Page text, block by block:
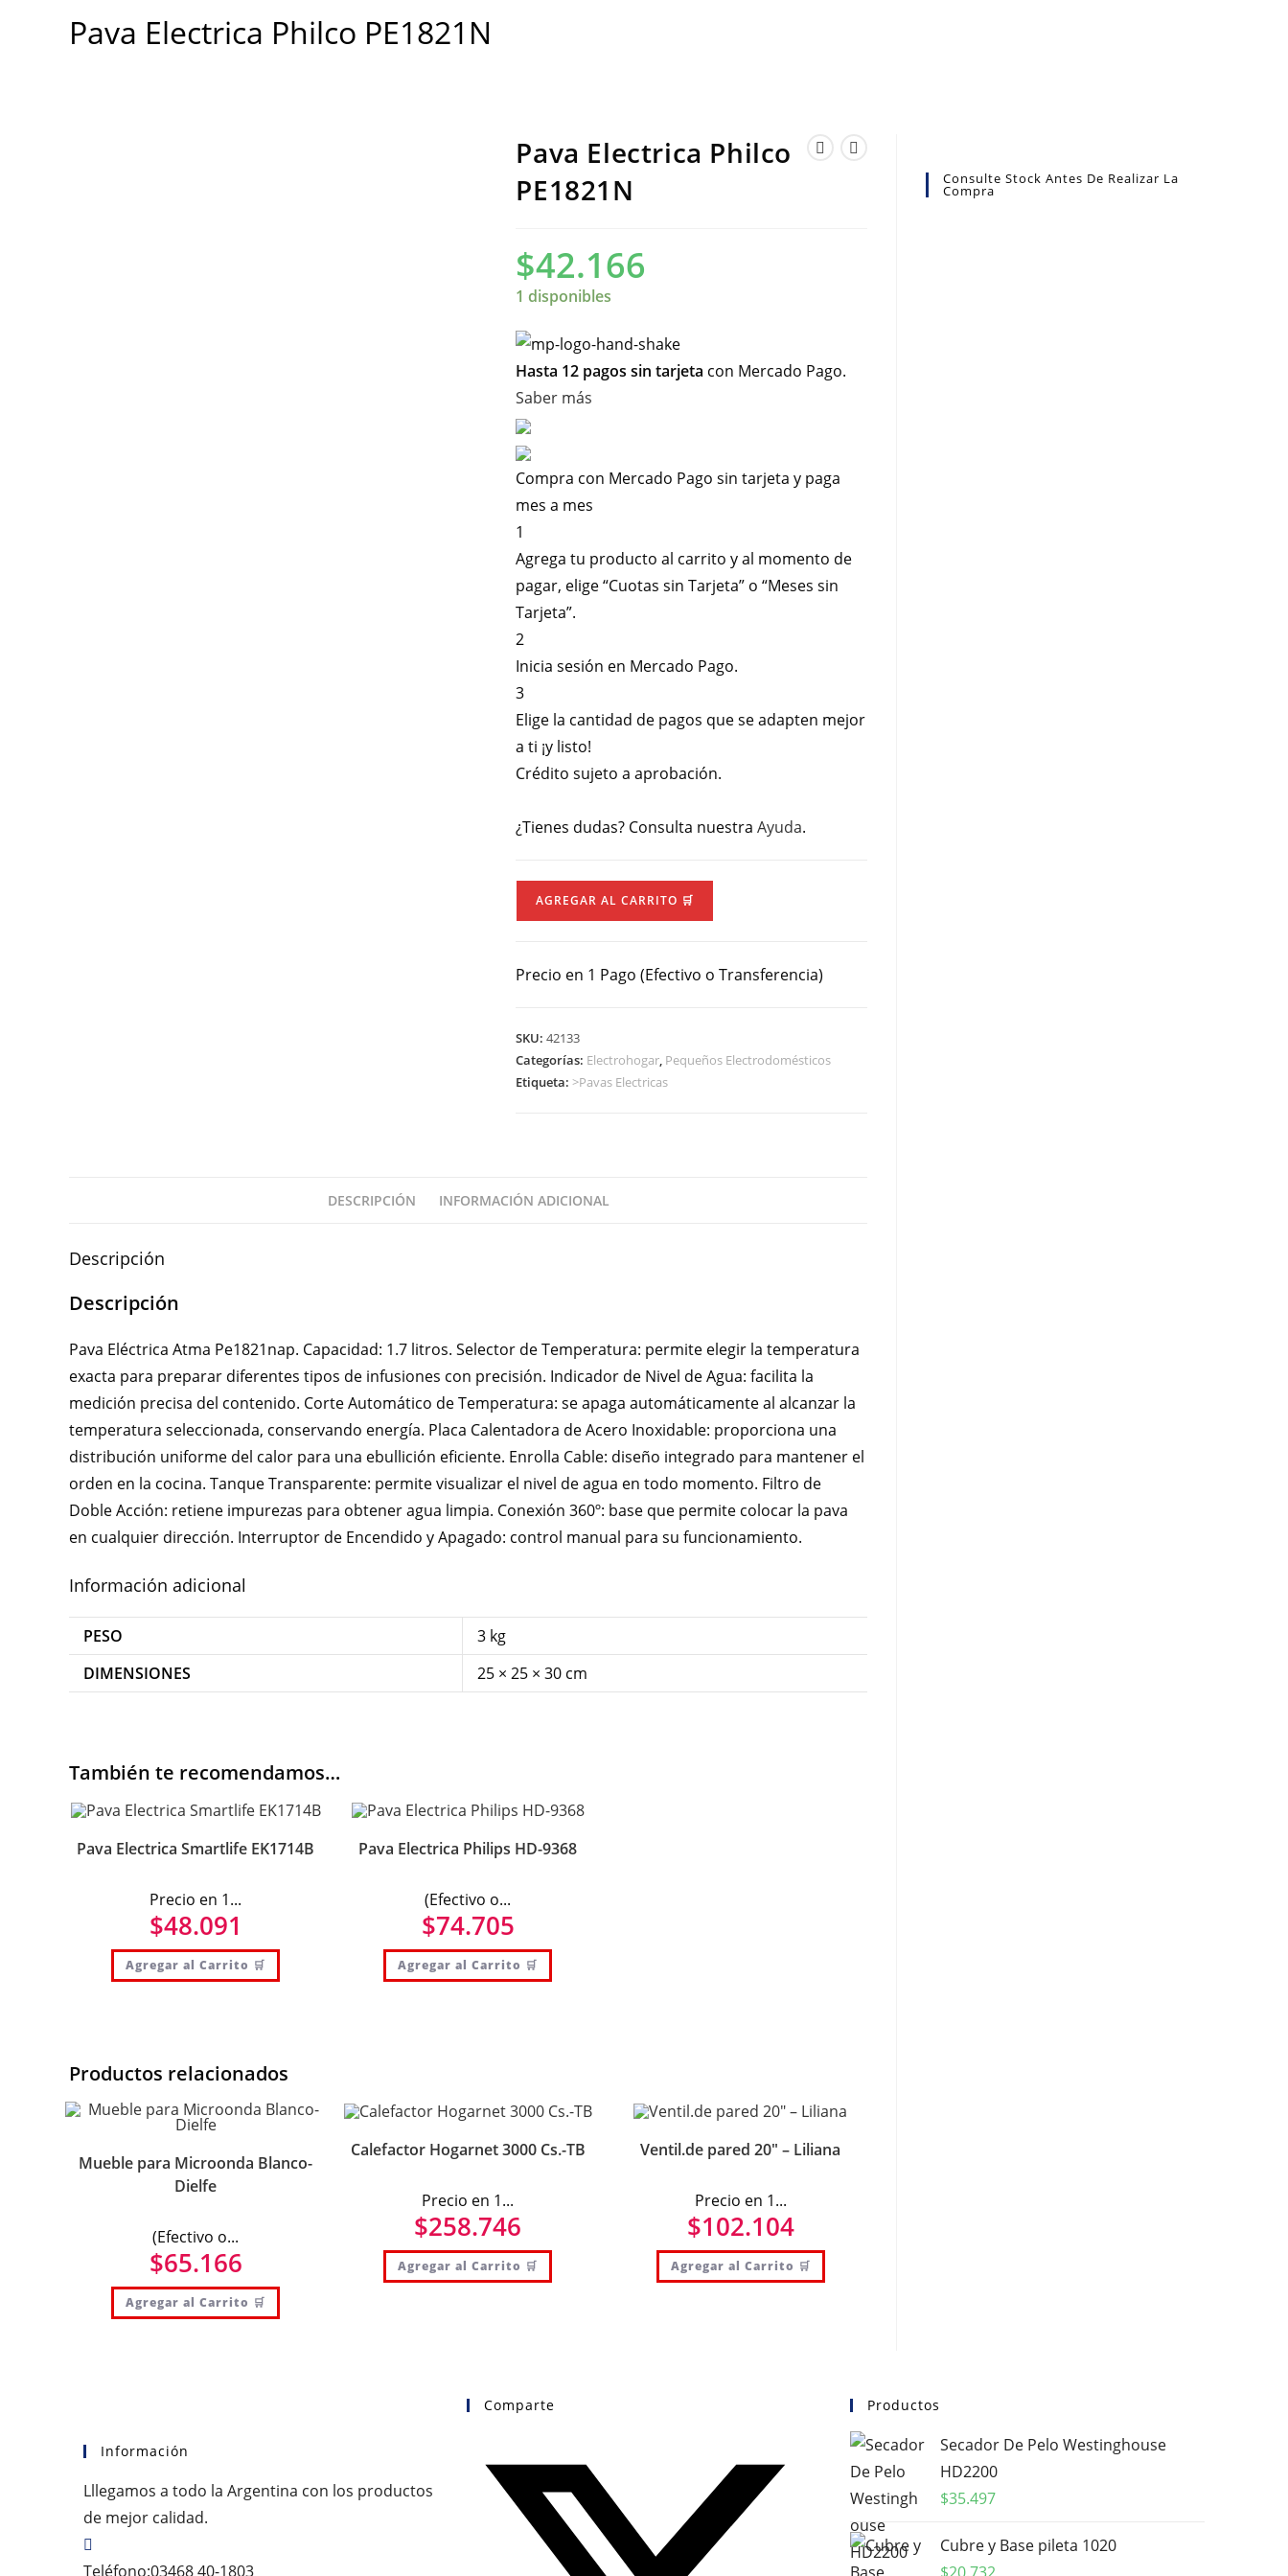
PE1821N
cantidad
Pava Electrica Philco PE1821N
Pava Electrica Philco
PE1821N
$42.166
1 disponibles
Hasta 12 pagos sin tarjeta con Mercado Pago.
Saber más
Compra con Mercado Pago sin tarjeta y paga
mes a mes
1
Agrega tu producto al carrito y al momento de
pagar, elige “Cuotas sin Tarjeta” o “Meses sin
Tarjeta”.
2
Inicia sesión en Mercado Pago.
3
Elige la cantidad de pagos que se adapten mejor
a ti ¡y listo!
Crédito sujeto a aprobación.
¿Tienes dudas? Consulta nuestraAyuda.
cantidad
AGREGAR AL CARRITO 🛒
Precio en 1 Pago (Efectivo o Transferencia)
SKU:42133
Categorías: Electrohogar, Pequeños Electrodomésticos
Etiqueta:>Pavas Electricas
DESCRIPCIÓN INFORMACIÓN ADICIONAL
Descripción
Descripción
Pava Eléctrica Atma Pe1821nap. Capacidad: 1.7 litros. Selector de Temperatura: permite elegir la temperatura
exacta para preparar diferentes tipos de infusiones con precisión. Indicador de Nivel de Agua: facilita la
medición precisa del contenido. Corte Automático de Temperatura: se apaga automáticamente al alcanzar la
temperatura seleccionada, conservando energía. Placa Calentadora de Acero Inoxidable: proporciona una
distribución uniforme del calor para una ebullición eficiente. Enrolla Cable: diseño integrado para mantener el
orden en la cocina. Tanque Transparente: permite visualizar el nivel de agua en todo momento. Filtro de
Doble Acción: retiene impurezas para obtener agua limpia. Conexión 360º: base que permite colocar la pava
en cualquier dirección. Interruptor de Encendido y Apagado: control manual para su funcionamiento.
Información adicional
PESO
3 kg
DIMENSIONES
25 × 25 × 30 cm
También te recomendamos…
Pava Electrica Smartlife EK1714B
Precio en 1...
$48.091
Agregar al Carrito 🛒
Pava Electrica Philips HD-9368
(Efectivo o...
$74.705
Agregar al Carrito 🛒
Productos relacionados
Mueble para Microonda Blanco-
Dielfe
(Efectivo o...
$65.166
Agregar al Carrito 🛒
Calefactor Hogarnet 3000 Cs.-TB
Precio en 1...
$258.746
Agregar al Carrito 🛒
Ventil.de pared 20″ – Liliana
Precio en 1...
$102.104
Agregar al Carrito 🛒
Consulte Stock Antes De Realizar La
Compra
Información
Lllegamos a todo la Argentina con los productos
de mejor calidad.
Teléfono:03468 40-1803
Comparte Productos
Secador De Pelo Westinghouse
HD2200
$35.497
Cubre y Base pileta 1020